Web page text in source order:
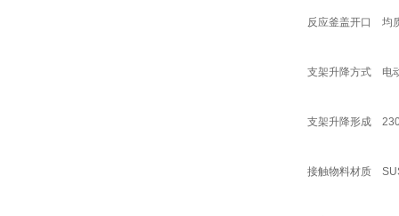
反应釜盖开口 均
支架升降方式 电
支架升降形成
接触物料材质